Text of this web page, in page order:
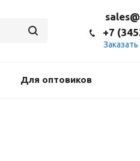
+7
Для оптовиков